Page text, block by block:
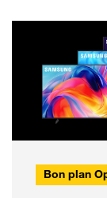
Bon plan